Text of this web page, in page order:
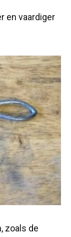
en vaardiger
zoals de